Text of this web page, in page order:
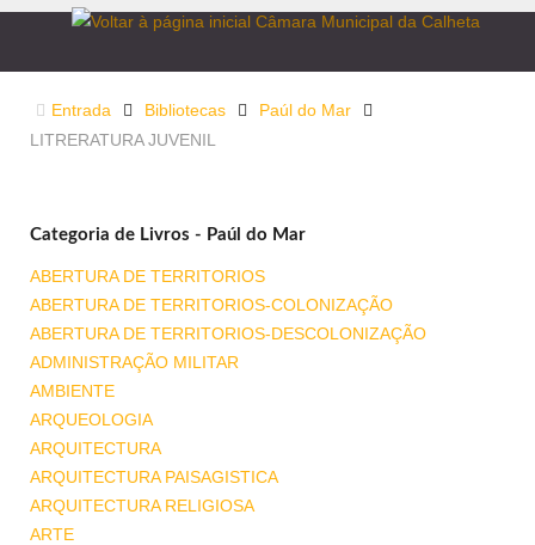
Entrada Bibliotecas
Paúl do Mar
LITRERATURA JUVENIL
Categoria de Livros - Paúl do Mar
ABERTURA DE TERRITORIOS
ABERTURA DE TERRITORIOS-COLONIZAÇÃO
ABERTURA DE TERRITORIOS-DESCOLONIZAÇÃO
ADMINISTRAÇÃO MILITAR
AMBIENTE
ARQUEOLOGIA
ARQUITECTURA
ARQUITECTURA PAISAGISTICA
ARQUITECTURA RELIGIOSA
ARTE